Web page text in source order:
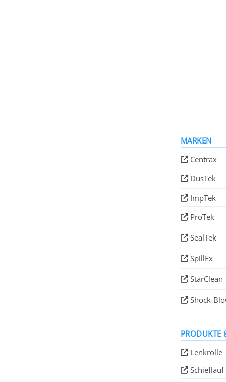
MARKEN
Centrax
DusTek
ImpTek
ProTek
SealTek
SpillEx
StarClean
Shock-
PRODUKTE
Lenkrolle
Schieflauf